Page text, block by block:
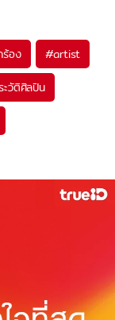
ร้อง #artist
ะวัติศิลปิน